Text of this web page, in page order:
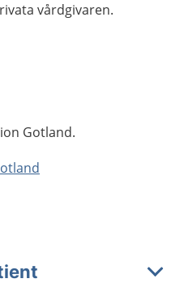
vårdgivaren.
Gotland.